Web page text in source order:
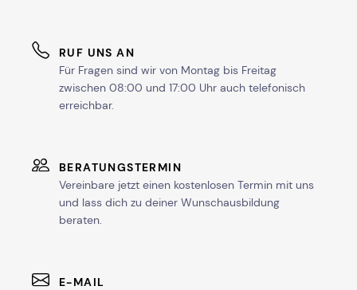
RUF UNS AN
Für Fragen sind wir von Montag bis Freitag
zwischen 08:00 und 17:00 Uhr auch telefonisch
erreichbar.
BERATUNGSTERMIN
Vereinbare jetzt einen kostenlosen Termin mit uns
und lass dich zu deiner Wunschausbildung
beraten.
E-MAIL